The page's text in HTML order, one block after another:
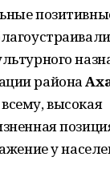
района
высокая
у